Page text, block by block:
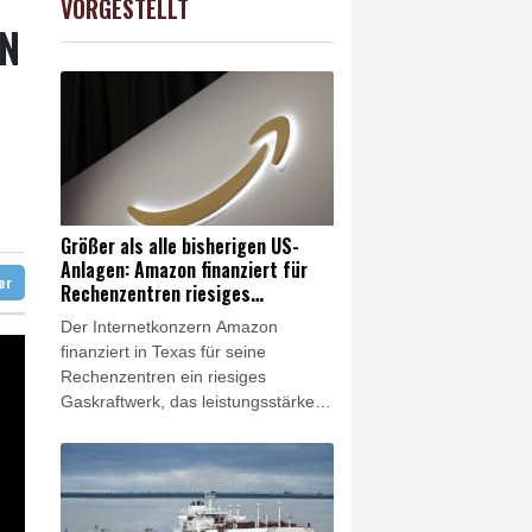
Catania gestrichen
0.32%
VORGESTELLT
Größer als alle bisherigen US-
Anlagen: Amazon finanziert für
Rechenzentren riesiges
Gaskraftwerk
Der Internetkonzern Amazon
finanziert in Texas für seine
Rechenzentren ein riesiges
Gaskraftwerk, das leistungsstärker
USA werden soll. Das Unternehmen
bestätigte am Freitag
entsprechende Berichte. Es ist das
jüngste Beispiel dafür, wie die